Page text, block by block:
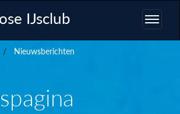
IJsclub
Nieuwsberichten